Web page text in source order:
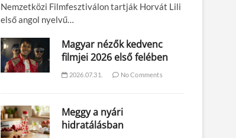
Nemzetközi Filmfesztiválon tartják Horvát Lili
első angol nyelvű…
Magyar nézők kedvenc
filmjei 2026 első felében
2026.07.31. No Comments
Meggy a nyári
hidratálásban